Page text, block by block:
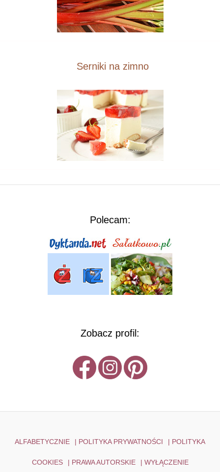
Serniki na zimno
Polecam:
Zobacz profil:
ALFABETYCZNIE | POLITYKA PRYWATNOŚCI | POLITYKA
COOKIES | PRAWA AUTORSKIE | WYŁĄCZENIE